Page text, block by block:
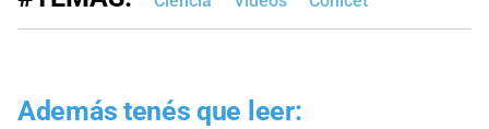
Además tenés que leer: